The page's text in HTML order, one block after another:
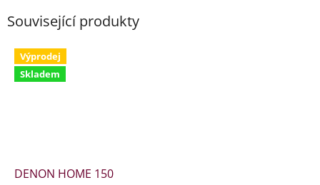
Související produkty
Výprodej
Skladem
DENON HOME 150